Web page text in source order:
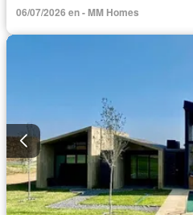
06/07/2026 en - MM Homes